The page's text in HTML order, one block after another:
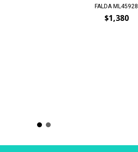
FALDA ML45928
$1,380